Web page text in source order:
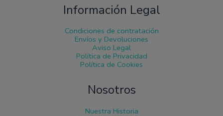
Información Legal
Condiciones de contratación
Envíos y Devoluciones
Aviso Legal
Política de Privacidad
Política de Cookies
Nosotros
Nuestra Historia